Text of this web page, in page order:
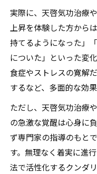
実際に、天啓気功治療
上昇を体験した方から
持てるようになった」
についた」といった変
食症やストレスの寛解
するなど、多面的な効
ただし、天啓気功治療
の急激な覚醒は心身に
ず専門家の指導のもと
す。無理なく着実に進
法で活性化するクンダ